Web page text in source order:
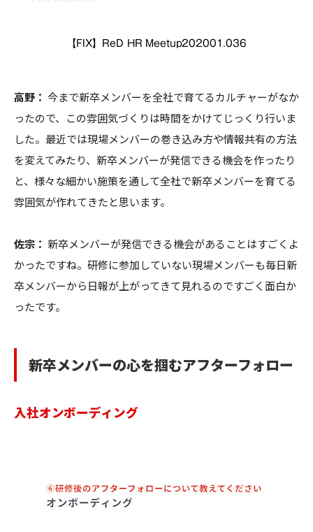
【FIX】ReD HR Meetup202001.036
高野： 今まで新卒メンバーを全社で育てるカルチャーがなか
ったので、この雰囲気づくりは時間をかけてじっくり行いま
した。最近では現場メンバーの巻き込み方や情報共有の方法
を変えてみたり、新卒メンバーが発信できる機会を作ったり
と、様々な細かい施策を通して全社で新卒メンバーを育てる
雰囲気が作れてきたと思います。
佐宗： 新卒メンバーが発信できる機会があることはすごくよ
かったですね。研修に参加していない現場メンバーも毎日新
卒メンバーから日報が上がってきて見れるのですごく面白か
ったです。
新卒メンバーの心を掴むアフターフォロー
入社オンボーディング